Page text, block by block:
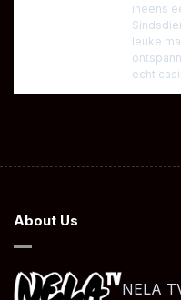
ineens
leuke
echt
About Us
NELA